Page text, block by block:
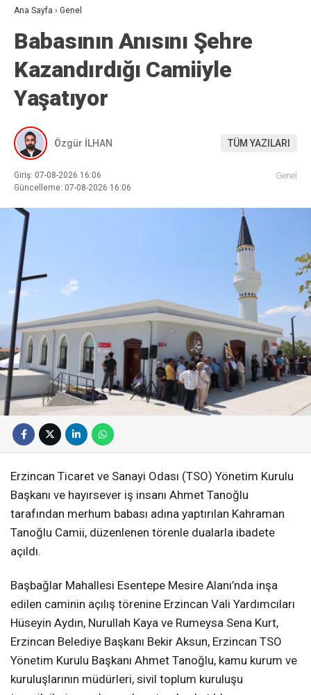
Ana Sayfa › Genel
Babasının Anısını Şehre
Kazandırdığı Camiiyle
Yaşatıyor
Özgür İLHAN TÜM YAZILARI
Giriş: 07-08-2026 16:06
Güncelleme: 07-08-2026 16:06
Genel
Erzincan Ticaret ve Sanayi Odası (TSO) Yönetim Kurulu
Başkanı ve hayırsever iş insanı Ahmet Tanoğlu
tarafından merhum babası adına yaptırılan Kahraman
Tanoğlu Camii, düzenlenen törenle dualarla ibadete
açıldı.
Başbağlar Mahallesi Esentepe Mesire Alanı’nda inşa
edilen caminin açılış törenine Erzincan Vali Yardımcıları
Hüseyin Aydın, Nurullah Kaya ve Rumeysa Sena Kurt,
Erzincan Belediye Başkanı Bekir Aksun, Erzincan TSO
Yönetim Kurulu Başkanı Ahmet Tanoğlu, kamu kurum ve
kuruluşlarının müdürleri, sivil toplum kuruluşu